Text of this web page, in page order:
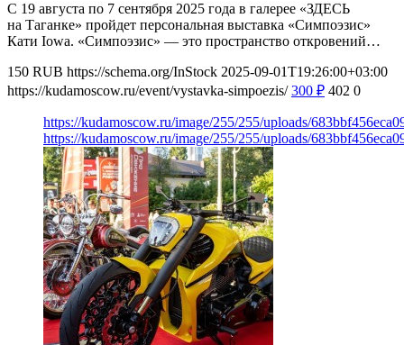
С 19 августа по 7 сентября 2025 года в галерее «ЗДЕСЬ
на Таганке» пройдет персональная выставка «Симпоэзис»
Кати Iowa. «Симпоэзис» — это пространство откровений…
150 RUB https://schema.org/InStock 2025-09-01T19:26:00+03:00
https://kudamoscow.ru/event/vystavka-simpoezis/ 300 ₽ 402 0
https://kudamoscow.ru/image/255/255/uploads/
https://kudamoscow.ru/image/255/255/uploads/